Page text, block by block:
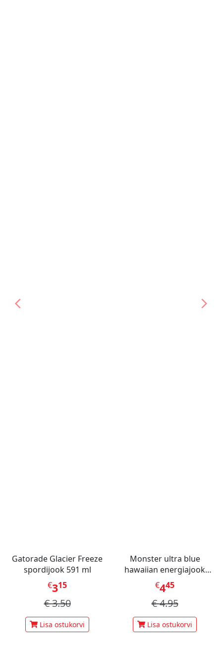
Gatorade Glacier Freeze
spordijook 591 ml
€315
€3.50
Lisa ostukorvi
Monster ultra blue
hawaiian energiajook
473ml
€445
€4.95
Lisa ostukorvi